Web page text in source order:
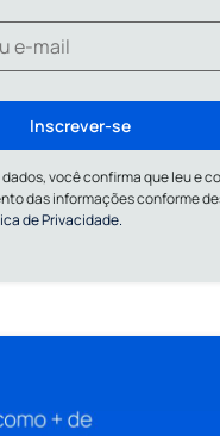
Inscrever-se
você confirma que leu e
das informações conforme
de Privacidade.